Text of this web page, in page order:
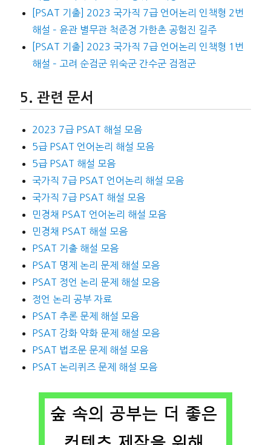
[PSAT 기출] 2023 국가직 7급 언어논리 인책형 2번
해설 – 윤관 별무관 척준경 가한촌 공험진 길주
[PSAT 기출] 2023 국가직 7급 언어논리 인책형 1번
해설 – 고려 순검군 위숙군 간수군 검점군
관련 문서
2023 7급 PSAT 해설 모음
5급 PSAT 언어논리 해설 모음
5급 PSAT 해설 모음
국가직 7급 PSAT 언어논리 해설 모음
국가직 7급 PSAT 해설 모음
민경채 PSAT 언어논리 해설 모음
민경채 PSAT 해설 모음
PSAT 기출 해설 모음
PSAT 명제 논리 문제 해설 모음
PSAT 정언 논리 문제 해설 모음
정언 논리 공부 자료
PSAT 추론 문제 해설 모음
PSAT 강화 약화 문제 해설 모음
PSAT 법조문 문제 해설 모음
PSAT 논리퀴즈 문제 해설 모음